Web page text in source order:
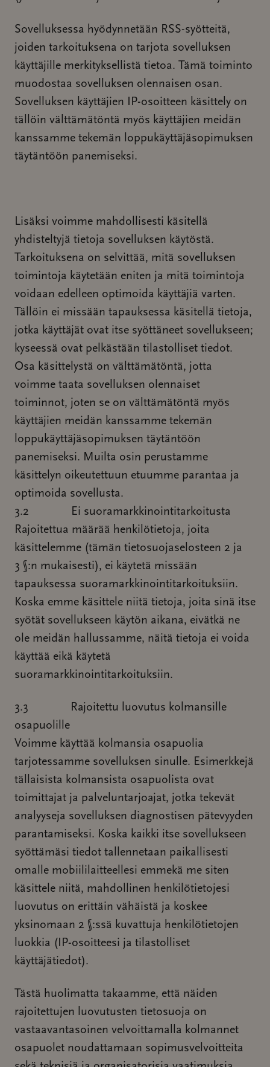
Sovelluksessa hyödynnetään RSS-syötteitä,
joiden tarkoituksena on tarjota sovelluksen
käyttäjille merkityksellistä tietoa. Tämä toiminto
muodostaa sovelluksen olennaisen osan.
Sovelluksen käyttäjien IP-osoitteen käsittely on
tällöin välttämätöntä myös käyttäjien meidän
kanssamme tekemän loppukäyttäjäsopimuksen
täytäntöön panemiseksi.
Lisäksi voimme mahdollisesti käsitellä
yhdisteltyjä tietoja sovelluksen käytöstä.
Tarkoituksena on selvittää, mitä sovelluksen
toimintoja käytetään eniten ja mitä toimintoja
voidaan edelleen optimoida käyttäjiä varten.
Tällöin ei missään tapauksessa käsitellä tietoja,
jotka käyttäjät ovat itse syöttäneet sovellukseen;
kyseessä ovat pelkästään tilastolliset tiedot.
Osa käsittelystä on välttämätöntä, jotta
voimme taata sovelluksen olennaiset
toiminnot, joten se on välttämätöntä myös
käyttäjien meidän kanssamme tekemän
loppukäyttäjäsopimuksen täytäntöön
panemiseksi. Muilta osin perustamme
käsittelyn oikeutettuun etuumme parantaa ja
optimoida sovellusta.
3.2 Ei suoramarkkinointitarkoitusta
Rajoitettua määrää henkilötietoja, joita
käsittelemme (tämän tietosuojaselosteen 2 ja
3 §:n mukaisesti), ei käytetä missään
tapauksessa suoramarkkinointitarkoituksiin.
Koska emme käsittele niitä tietoja, joita sinä itse
syötät sovellukseen käytön aikana, eivätkä ne
ole meidän hallussamme, näitä tietoja ei voida
käyttää eikä käytetä
suoramarkkinointitarkoituksiin.
3.3 Rajoitettu luovutus kolmansille
osapuolille
Voimme käyttää kolmansia osapuolia
tarjotessamme sovelluksen sinulle. Esimerkkejä
tällaisista kolmansista osapuolista ovat
toimittajat ja palveluntarjoajat, jotka tekevät
analyyseja sovelluksen diagnostisen pätevyyden
parantamiseksi. Koska kaikki itse sovellukseen
syöttämäsi tiedot tallennetaan paikallisesti
omalle mobiililaitteellesi emmekä me siten
käsittele niitä, mahdollinen henkilötietojesi
luovutus on erittäin vähäistä ja koskee
yksinomaan 2 §:ssä kuvattuja henkilötietojen
luokkia (IP-osoitteesi ja tilastolliset
käyttäjätiedot).
Tästä huolimatta takaamme, että näiden
rajoitettujen luovutusten tietosuoja on
vastaavantasoinen velvoittamalla kolmannet
osapuolet noudattamaan sopimusvelvoitteita